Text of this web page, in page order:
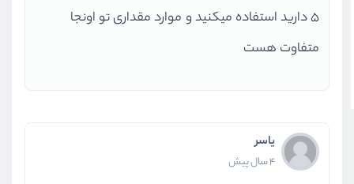
5 دارید استفاده میکنید و موارد مقداری تو اونجا
متفاوت هست
یاسر
4 سال پیش